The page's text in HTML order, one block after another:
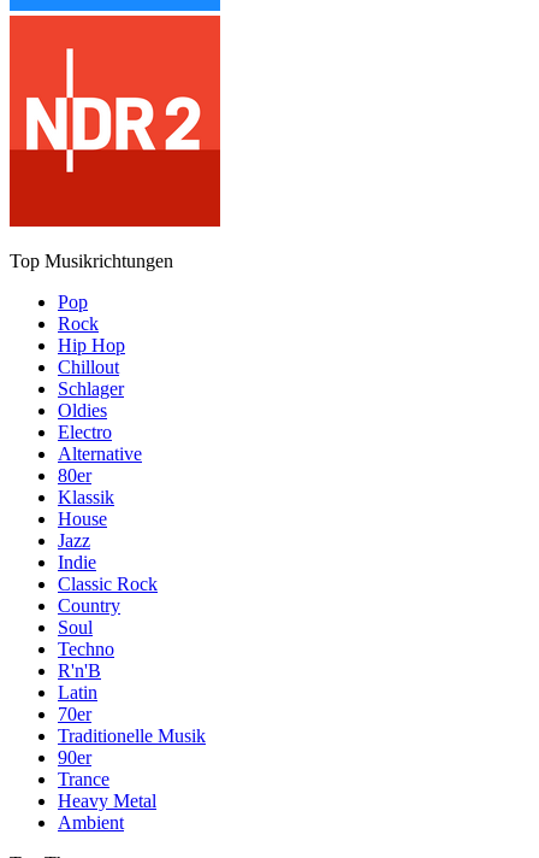
Top Musikrichtungen
Pop
Rock
Hip Hop
Chillout
Schlager
Oldies
Electro
Alternative
80er
Klassik
House
Jazz
Indie
Classic Rock
Country
Soul
Techno
R'n'B
Latin
70er
Traditionelle Musik
90er
Trance
Heavy Metal
Ambient